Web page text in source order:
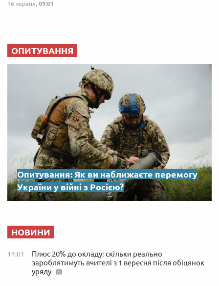
16 червня, 09:01
ОПИТУВАННЯ
Опитування: Як ви наближаєте перемогу
України у війні з Росією?
НОВИНИ
14:01
Плюс 20% до окладу: скільки реально
зароблятимуть вчителі з 1 вересня після обіцянок
уряду